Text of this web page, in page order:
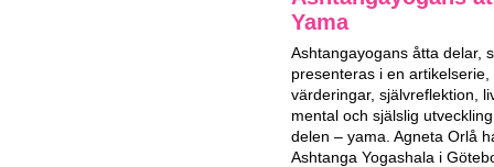
Yama
Ashtangayogans åtta delar,
presenteras i en
värderingar, självreflektion,
mental och själslig
delen – yama. Agneta Orlå
Ashtanga Yogashala i